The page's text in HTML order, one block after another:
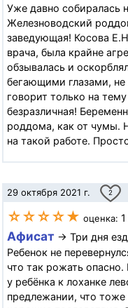
Уже давно собиралась
Железноводский
заведующая! Косова
врача, была крайне
обзывалась и
бегающими глазами, не
говорит только на
безразличная!
роддома, как от чумы.
на такой работе.
29 октября 2021 г. 2
☆☆☆☆★ оценка: 1
Афисат → Три дня
Ребенок не
что так рожать
у ребёнка к лоханке
предлежании, что тоже